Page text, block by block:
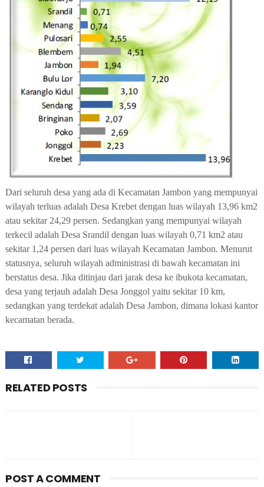
Dari seluruh desa yang ada di Kecamatan Jambon yang mempunyai
wilayah terluas adalah Desa Krebet dengan luas wilayah 13,96 km2
atau sekitar 24,29 persen. Sedangkan yang mempunyai wilayah
terkecil adalah Desa Srandil dengan luas wilayah 0,71 km2 atau
sekitar 1,24 persen dari luas wilayah Kecamatan Jambon. Menurut
statusnya, seluruh wilayah administrasi di bawah kecamatan ini
berstatus desa. Jika ditinjau dari jarak desa ke ibukota kecamatan,
desa yang terjauh adalah Desa Jonggol yaitu sekitar 10 km,
sedangkan yang terdekat adalah Desa Jambon, dimana lokasi kantor
kecamatan berada.
RELATED POSTS
POST A COMMENT